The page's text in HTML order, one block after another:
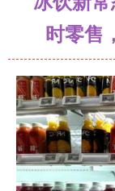
时零售